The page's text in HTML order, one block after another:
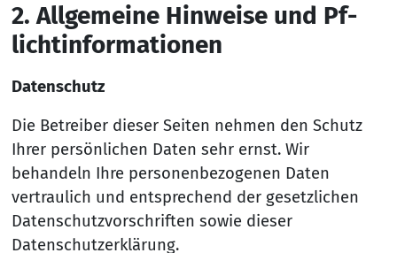
2. All­ge­mei­ne Hin­wei­se und Pf­
lich­t­in­for­ma­tio­nen
Datenschutz
Die Betreiber dieser Seiten nehmen den Schutz
Ihrer persönlichen Daten sehr ernst. Wir
behandeln Ihre personenbezogenen Daten
vertraulich und entsprechend der gesetzlichen
Datenschutzvorschriften sowie dieser
Datenschutzerklärung.